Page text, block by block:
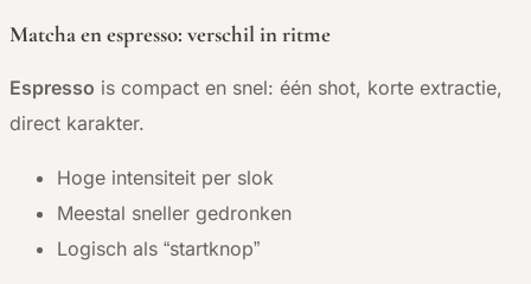
Matcha en espresso: verschil in ritme
Espresso is compact en snel: één shot, korte extractie,
direct karakter.
Hoge intensiteit per slok
Meestal sneller gedronken
Logisch als “startknop”